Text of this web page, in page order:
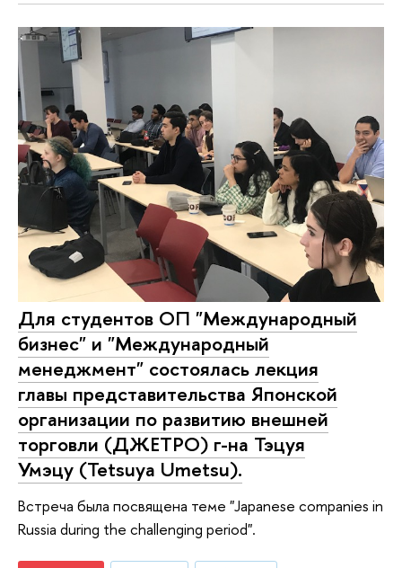
Для студентов ОП "Международный
бизнес" и "Международный
менеджмент" состоялась лекция
главы представительства Японской
организации по развитию внешней
торговли (ДЖЕТРО) г-на Тэцуя
Умэцу (Tetsuya Umetsu).
Встреча была посвящена теме "Japanese companies in
Russia during the challenging period".